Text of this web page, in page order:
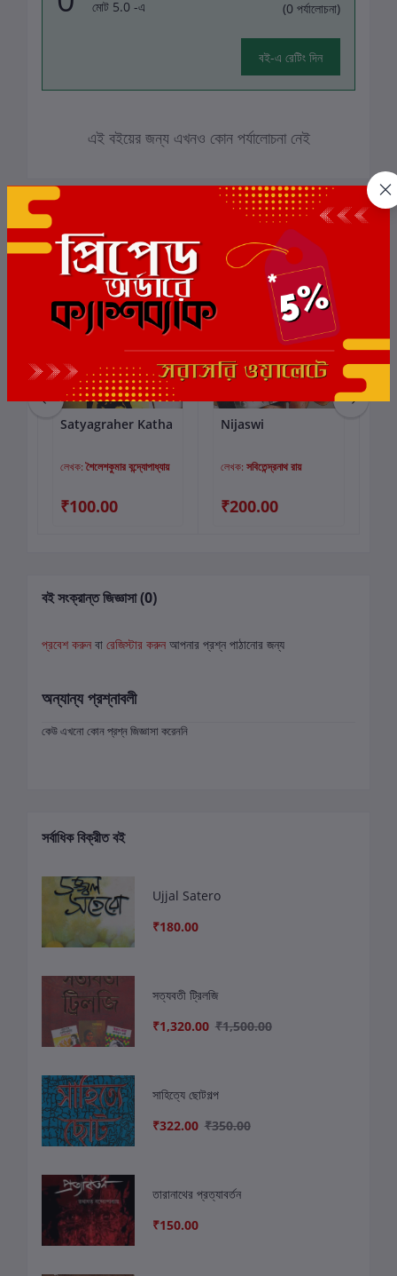
মোট 5.0 -এ (0 পর্যালোচনা)
বই-এ রেটিং দিন
এই বইয়ের জন্য এখনও কোন পর্যালোচনা নেই
সংশ্লিষ্ট বই
কার্টে যোগ করুন
Satyagraher Katha
লেখক:শৈলেশকুমার বন্দ্যোপাধ্যায়
₹100.00
কার্টে যোগ করুন
Nijaswi
লেখক: সবিতেন্দ্রনাথ রায়
₹200.00
বই সংক্রান্ত জিজ্ঞাসা (0)
প্রবেশ করুন বা রেজিস্টার করুন আপনার প্রশ্ন পাঠানোর জন্য
অন্যান্য প্রশ্নাবলী
কেউ এখনো কোন প্রশ্ন জিজ্ঞাসা করেননি
সর্বাধিক বিক্রীত বই
Ujjal Satero
₹180.00
সত্যবতী ট্রিলজি
₹1,320.00 ₹1,500.00
সাহিত্যে ছোটগল্প
₹322.00 ₹350.00
তারানাথের প্রত্যাবর্তন
₹150.00